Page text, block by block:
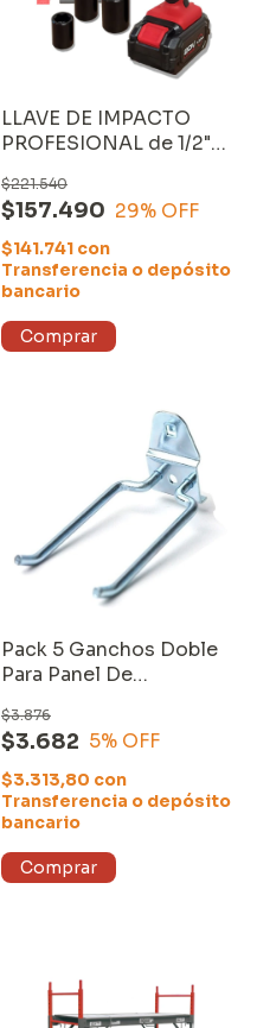
LLAVE DE IMPACTO
PROFESIONAL de 1/2"
CARGADOR y UNA
BATERÍA de 20V-
4000mAh
$157.490
$221.540
29% OFF
$141.741 con
Transferencia o depósito
bancario
Pack 5 Ganchos Doble
Para Panel De
$3.682
$3.876
5% OFF
$3.313,80 con
Transferencia o depósito
bancario